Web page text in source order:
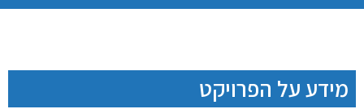
מידע על הפרויקט